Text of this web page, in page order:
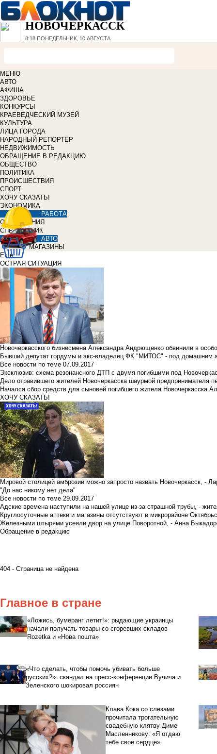
НОВОЧЕРКАССК
8:18 ПОНЕДЕЛЬНИК, 10 АВГУСТА
МЕНЮ
АВТО
АФИША
ЗДОРОВЬЕ
КОНКУРСЫ
КРАЕВЕДЧЕСКИЙ МУЗЕЙ
КУЛЬТУРА
ЛИЦА ГОРОДА
НАРОДНЫЙ РЕПОРТЁР
НЕДВИЖИМОСТЬ
ОБРАЩЕНИЕ В РЕДАКЦИЮ
ОБЩЕСТВО
ПОЛИТИКА
ПРОИСШЕСТВИЯ
СПОРТ
ХОЧУ СКАЗАТЬ!
ЭКОНОМИКА
РАБОТА
ОБЪЯВЛЕНИЯ
СПРАВОЧНИК
АВТО
МАГАЗИНЫ
Еще
ОСТРАЯ СИТУАЦИЯ
Новочеркасского бизнесмена Александра Андрющенко обвинили в
Бывший депутат гордумы и экс-владелец ФК "МИТОС" - под домашним
Все новости по теме 07.09.2017
Эксклюзив: схема резонансного ДТП с двумя погибшими под
Дело отравившего жителей Новочеркасска шаурмой предпринимателя
Начался сбор средств для сыновей погибшего жителя Новочеркасска
ХОЧУ СКАЗАТЬ!
Мировой столицей амброзии можно запросто назвать Новочеркасск, -
"До нас никому нет дела"
Все новости по теме 29.09.2017
Адские времена наступили на нашей улице из-за страшной трубы, -
Круглосуточные аптеки и магазины отсутствуют в микрорайоне
Железными штырями усеяли двор на улице Поворотной, - Анна
Обращение в редакцию
404 - Страница не найдена
Главное в стране
«Ложись, бумеранг летит!»: рыдающие украинцы
начали получать товары со сгоревших складов
Rozetka и «Нова пошта»
«Что сделать, чтобы помочь убивать больше
русских?»: скандал на пресс-конференции Вучича и
Зеленского шокировал россиян
Клава Кока со слезами
прочитала трогательную
свадебную клятву Диме
Масленникову: «Я отдаю
тебе свое сердце»